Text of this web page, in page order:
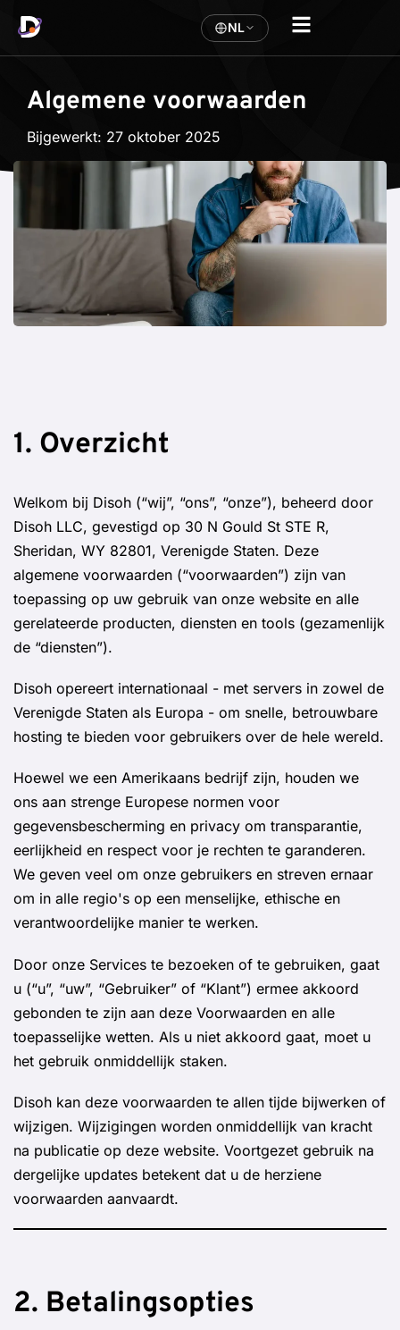
NL
Algemene voorwaarden
Bijgewerkt: 27 oktober 2025
1. Overzicht
Welkom bij Disoh (“wij”, “ons”, “onze”), beheerd door
Disoh LLC, gevestigd op 30 N Gould St STE R,
Sheridan, WY 82801, Verenigde Staten. Deze
algemene voorwaarden (“voorwaarden”) zijn van
toepassing op uw gebruik van onze website en alle
gerelateerde producten, diensten en tools (gezamenlijk
de “diensten”).
Disoh opereert internationaal - met servers in zowel de
Verenigde Staten als Europa - om snelle, betrouwbare
hosting te bieden voor gebruikers over de hele wereld.
Hoewel we een Amerikaans bedrijf zijn, houden we
ons aan strenge Europese normen voor
gegevensbescherming en privacy om transparantie,
eerlijkheid en respect voor je rechten te garanderen.
We geven veel om onze gebruikers en streven ernaar
om in alle regio's op een menselijke, ethische en
verantwoordelijke manier te werken.
Door onze Services te bezoeken of te gebruiken, gaat
u (“u”, “uw”, “Gebruiker” of “Klant”) ermee akkoord
gebonden te zijn aan deze Voorwaarden en alle
toepasselijke wetten. Als u niet akkoord gaat, moet u
het gebruik onmiddellijk staken.
Disoh kan deze voorwaarden te allen tijde bijwerken of
wijzigen. Wijzigingen worden onmiddellijk van kracht
na publicatie op deze website. Voortgezet gebruik na
dergelijke updates betekent dat u de herziene
voorwaarden aanvaardt.
2. Betalingsopties